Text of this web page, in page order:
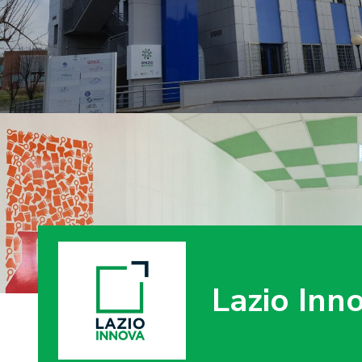
Lazio